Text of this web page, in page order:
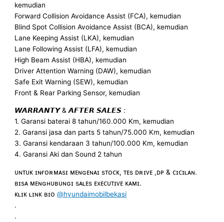
kemudian
Forward Collision Avoidance Assist (FCA), kemudian
Blind Spot Collision Avoidance Assist (BCA), kemudian
Lane Keeping Assist (LKA), kemudian
Lane Following Assist (LFA), kemudian
High Beam Assist (HBA), kemudian
Driver Attention Warning (DAW), kemudian
Safe Exit Warning (SEW), kemudian
Front & Rear Parking Sensor, kemudian
𝙒𝘼𝙍𝙍𝘼𝙉𝙏𝙔 & 𝘼𝙁𝙏𝙀𝙍 𝙎𝘼𝙇𝙀𝙎 :
1. Garansi baterai 8 tahun/160.000 Km, kemudian
2. Garansi jasa dan parts 5 tahun/75.000 Km, kemudian
3. Garansi kendaraan 3 tahun/100.000 Km, kemudian
4. Garansi Aki dan Sound 2 tahun
ᴜɴᴛᴜᴋ ɪɴғᴏʀᴍᴀsɪ ᴍᴇɴɢᴇɴᴀɪ sᴛᴏᴄᴋ, ᴛᴇs ᴅʀɪᴠᴇ ,ᴅᴘ & ᴄɪᴄɪʟᴀɴ.
ʙɪsᴀ ᴍᴇɴɢʜᴜʙᴜɴɢɪ sᴀʟᴇs ᴇxᴇᴄᴜᴛɪᴠᴇ ᴋᴀᴍɪ.
ᴋʟɪᴋ ʟɪɴᴋ ʙɪᴏ@hyundaimobilbekasi
.
.